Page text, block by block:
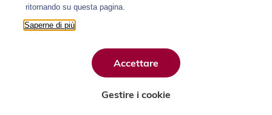
ritornando su questa pagina.
Saperne di più
Accettare
Gestire i cookie